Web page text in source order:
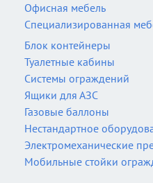
Офисная мебель
Специализированная
Блок контейнеры
Туалетные кабины
Системы ограждений
Ящики для АЗС
Газовые баллоны
Нестандартное
Электромеханические
Мобильные стойки